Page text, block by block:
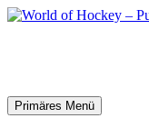
Zum
Suchen
Primäres Menü